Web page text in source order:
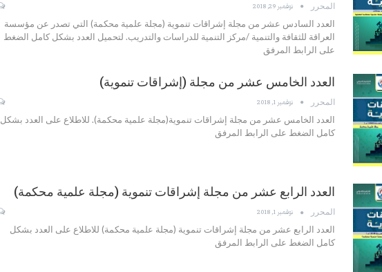
المحرر نوفمبر 29, 2018
العدد السادس عشر من مجلة إشراقات تنموية (مجلة علمية محكمة) التي تصدر عن مؤسسة
العراقة للثقافة والتنمية /مركز التنمية للدراسات والتدريب. لتحميل العدد بشكل كامل الضغط
على الرابط المرفق
العدد الخامس عشر من مجلة (إشراقات تنموية)
المحرر نوفمبر 1, 2018
العدد الخامس عشر من مجلة إشراقات تنموية(مجلة علمية محكمة). للاطلاع على العدد بشكل
كامل الضغط على الرابط المرفق
العدد الرابع عشر من مجلة إشراقات تنموية (مجلة علمية محكمة)
المحرر نوفمبر 1, 2018
العدد الرابع عشر من مجلة إشراقات تنموية (مجلة علمية محكمة) للاطلاع على العدد بشكل
كامل الضغط على الرابط المرفق